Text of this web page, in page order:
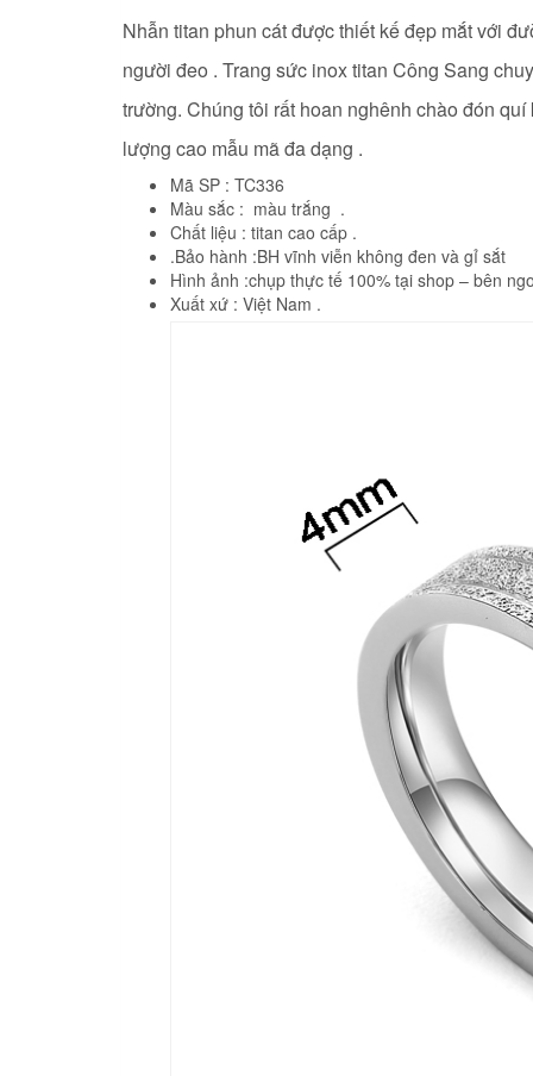
Nhẫn titan phun cát được thiết kế đẹp mắt với
người đeo . Trang sức inox titan Công Sang
trường. Chúng tôi rất hoan nghênh chào đón
lượng cao mẫu mã đa dạng .
Mã SP : TC336
Màu sắc : màu trắng .
Chất liệu : titan cao cấp .
.Bảo hành :BH vĩnh viễn không đen và gỉ sắt
Hình ảnh :chụp thực tế 100% tại shop – bên
Xuất xứ : Việt Nam .